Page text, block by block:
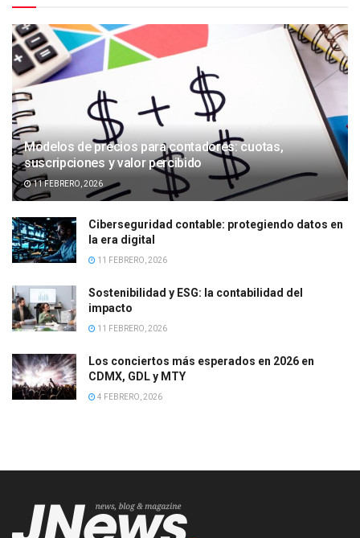
Modelos de precios para contadores: cuotas,
suscripciones y valor percibido
11 FEBRERO, 2026
Ciberseguridad contable: protegiendo datos en
la era digital
11 FEBRERO, 2026
Sostenibilidad y ESG: la contabilidad del
impacto
11 FEBRERO, 2026
Los conciertos más esperados en 2026 en
CDMX, GDL y MTY
4 FEBRERO, 2026